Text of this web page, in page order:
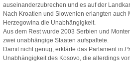
auseinanderzubrechen und es auf der
Nach Kroatien und Slowenien erlangten auch
Herzegowina die Unabhängigkeit.
Aus dem Rest wurde 2003 Serbien und
zwei unabhängige Staaten aufspaltete.
Damit nicht genug, erklärte das Parlament in
Unabhängigkeit des Kosovo, die allerdings